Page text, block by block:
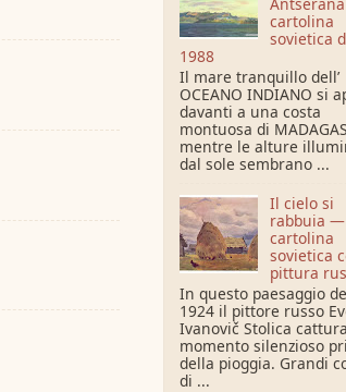
cartolina
sovietica
1988
Il mare tranquillo dell’
OCEANO INDIANO si
davanti a una costa
montuosa di
mentre le alture
dal sole sembrano ...
Il cielo si
rabbuia —
cartolina
sovietica
pittura
In questo paesaggio
1924 il pittore russo
Ivanovič Stolica
momento silenzioso
della pioggia. Grandi
di ...